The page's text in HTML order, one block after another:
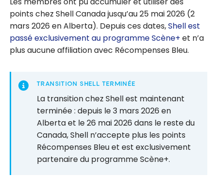
points chez Shell Canada jusqu’au 25 mai 2026 (2
mars 2026 en Alberta). Depuis ces dates,Shell est
passé exclusivement au programme Scène+ et n’a
plus aucune affiliation avec Récompenses Bleu.
TRANSITION SHELL TERMINÉE
La transition chez Shell est maintenant
terminée : depuis le 3 mars 2026 en
Alberta et le 26 mai 2026 dans le reste du
Canada, Shell n’accepte plus les points
Récompenses Bleu et est exclusivement
partenaire du programme Scène+.